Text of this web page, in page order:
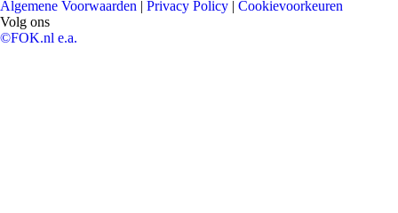
Algemene Voorwaarden | Privacy Policy | Cookievoorkeuren
Volg ons
©FOK.nl e.a.